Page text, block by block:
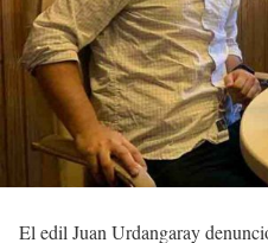
El edil Juan Urdangaray